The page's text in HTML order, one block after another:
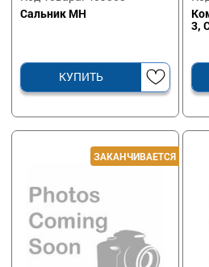
Сальник МН
КУПИТЬ
3,